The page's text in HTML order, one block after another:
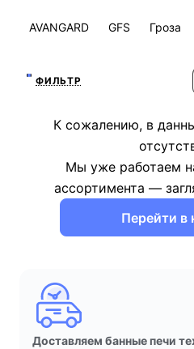
Заказать звонок
AVANGARD GFS Гроза
ФИЛЬТР
К сожалению, в
Мы уже работаем
ассортимента —
Перейти в
Доставляем банные печи